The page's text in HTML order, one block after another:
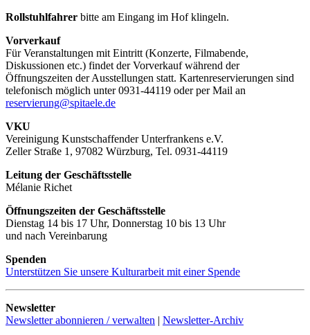
Rollstuhlfahrer bitte am Eingang im Hof klingeln.
Vorverkauf
Für Veranstaltungen mit Eintritt (Konzerte, Filmabende,
Diskussionen etc.) findet der Vorverkauf während der
Öffnungszeiten der Ausstellungen statt. Kartenreservierungen sind
telefonisch möglich unter 0931-44119 oder per Mail an
reservierung@spitaele.de
VKU
Vereinigung Kunstschaffender Unterfrankens e.V.
Zeller Straße 1, 97082 Würzburg, Tel. 0931-44119
Leitung der Geschäftsstelle
Mélanie Richet
Öffnungszeiten der Geschäftsstelle
Dienstag 14 bis 17 Uhr, Donnerstag 10 bis 13 Uhr
und nach Vereinbarung
Spenden
Unterstützen Sie unsere Kulturarbeit mit einer Spende
Newsletter
Newsletter abonnieren / verwalten | Newsletter-Archiv